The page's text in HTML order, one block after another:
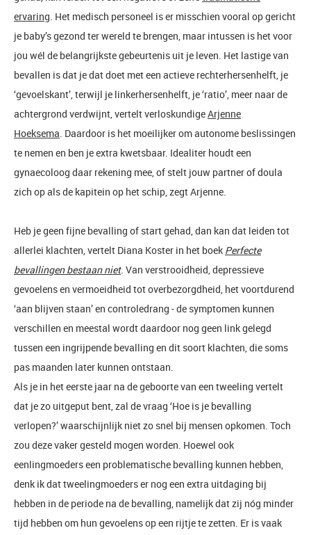
ervaring. Het medisch personeel is er misschien vooral op gericht
je baby’s gezond ter wereld te brengen, maar intussen is het voor
jou wél de belangrijkste gebeurtenis uit je leven. Het lastige van
bevallen is dat je dat doet met een actieve rechterhersenhelft, je
‘gevoelskant’, terwijl je linkerhersenhelft, je ‘ratio’, meer naar de
achtergrond verdwijnt, vertelt verloskundigeArjenne
Hoeksema. Daardoor is het moeilijker om autonome beslissingen
te nemen en ben je extra kwetsbaar. Idealiter houdt een
gynaecoloog daar rekening mee, of stelt jouw partner of doula
zich op als de kapitein op het schip, zegt Arjenne.
Heb je geen fijne bevalling of start gehad, dan kan dat leiden tot
allerlei klachten, vertelt Diana Koster in het boek Perfecte
bevallingen bestaan niet. Van verstrooidheid, depressieve
gevoelens en vermoeidheid tot overbezorgdheid, het voortdurend
‘aan blijven staan’ en controledrang - de symptomen kunnen
verschillen en meestal wordt daardoor nog geen link gelegd
tussen een ingrijpende bevalling en dit soort klachten, die soms
pas maanden later kunnen ontstaan.
Als je in het eerste jaar na de geboorte van een tweeling vertelt
dat je zo uitgeput bent, zal de vraag ‘Hoe is je bevalling
verlopen?’ waarschijnlijk niet zo snel bij mensen opkomen. Toch
zou deze vaker gesteld mogen worden. Hoewel ook
eenlingmoeders een problematische bevalling kunnen hebben,
denk ik dat tweelingmoeders er nog een extra uitdaging bij
hebben in de periode na de bevalling, namelijk dat zij nóg minder
tijd hebben om hun gevoelens op een rijtje te zetten. Er is vaak